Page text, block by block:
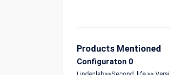
Products Mentioned
Configuraton 0